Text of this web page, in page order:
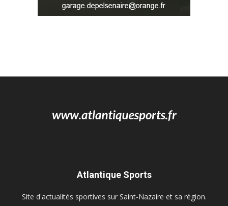
Atlantique Sports
Site d'actualités sportives sur Saint-Nazaire et sa région.